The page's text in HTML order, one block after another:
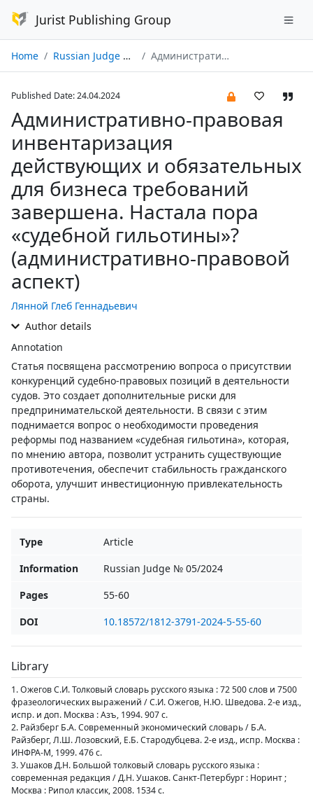
Jurist Publishing Group
Home Russian Judge № 05/2024 Административно-правовая инвентаризация действующих и обязательных для бизнеса требований завершена. Настала пора «судебной гильотины»? (административно-правовой аспект)
Published Date: 24.04.2024
Административно-правовая
инвентаризация
действующих и обязательных
для бизнеса требований
завершена. Настала пора
«судебной гильотины»?
(административно-правовой
аспект)
Лянной Глеб Геннадьевич
Author details
Annotation
Статья посвящена рассмотрению вопроса о присутствии
конкуренций судебно-правовых позиций в деятельности
судов. Это создает дополнительные риски для
предпринимательской деятельности. В связи с этим
поднимается вопрос о необходимости проведения
реформы под названием «судебная гильотина», которая,
по мнению автора, позволит устранить существующие
противотечения, обеспечит стабильность гражданского
оборота, улучшит инвестиционную привлекательность
страны.
Type
Article
Information
Russian Judge № 05/2024
Pages
55-60
DOI
10.18572/1812-3791-2024-5-55-60
Library
1. Ожегов С.И. Толковый словарь русского языка : 72 500 слов и 7500
фразеологических выражений / С.И. Ожегов, Н.Ю. Шведова. 2-е изд.,
испр. и доп. Москва : Азъ, 1994. 907 с.
2. Райзберг Б.А. Современный экономический словарь / Б.А.
Райзберг, Л.Ш. Лозовский, Е.Б. Стародубцева. 2-е изд., испр. Москва :
ИНФРА-М, 1999. 476 с.
3. Ушаков Д.Н. Большой толковый словарь русского языка :
современная редакция / Д.Н. Ушаков. Санкт-Петербург : Норинт ;
Москва : Рипол классик, 2008. 1534 с.